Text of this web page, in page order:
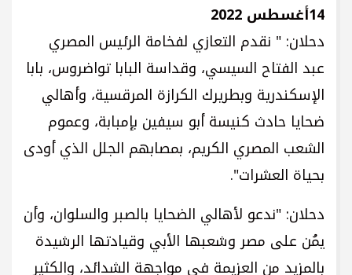
14أغسطس 2022
دحلان: " نقدم التعازي لفخامة الرئيس المصري
عبد الفتاح السيسي، وقداسة البابا تواضروس، بابا
الإسكندرية وبطريرك الكرازة المرقسية، وأهالي
ضحايا حادث كنيسة أبو سيفين بإمبابة، وعموم
الشعب المصري الكريم، بمصابهم الجلل الذي أودى
بحياة العشرات".
دحلان: "ندعو لأهالي الضحايا بالصبر والسلوان، وأن
يمُن على مصر وشعبها الأبي وقيادتها الرشيدة
بالمزيد من العزيمة في مواجهة الشدائد، والكثير